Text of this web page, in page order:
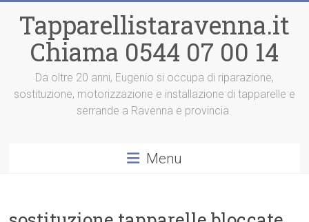
contenuto
Tapparellistaravenna.it
Chiama 0544 07 00 14
Da oltre 20 anni, Eugenio si occupa di riparazione,
sostituzione, motorizzazione e installazione di tapparelle e
serrande a Ravenna e provincia.
Menu